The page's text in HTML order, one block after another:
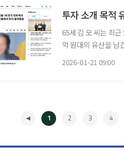
투자 소개 목적
65세 김 모 씨는 최
억 원대의 유산을 남
2026-01-21 09:00
1 2 3 4